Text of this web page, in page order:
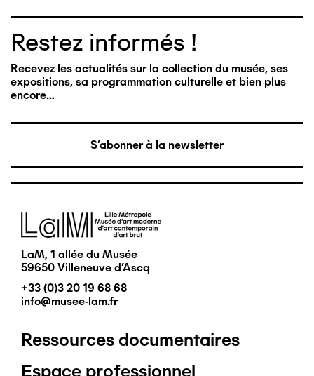
Restez informés !
Recevez les actualités sur la collection du musée, ses
expositions, sa programmation culturelle et bien plus
encore…
S'abonner à la newsletter
Image
LaM, 1 allée du Musée
59650 Villeneuve d'Ascq
+33 (0)3 20 19 68 68
info@musee-lam.fr
Pied
Ressources documentaires
Espace professionnel